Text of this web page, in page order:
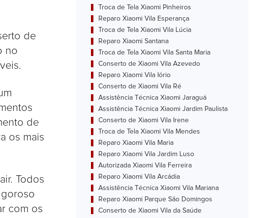
de
no
de
os mais
Todos
com os
Troca de Tela Xiaomi Pinheiros
Reparo Xiaomi Vila Esperança
Troca de Tela Xiaomi Vila Lúcia
Reparo Xiaomi Santana
Troca de Tela Xiaomi Vila Santa Maria
Conserto de Xiaomi Vila Azevedo
Reparo Xiaomi Vila Iório
Conserto de Xiaomi Vila Ré
Assistência Técnica Xiaomi Jaraguá
Assistência Técnica Xiaomi Jardim Paulista
Conserto de Xiaomi Vila Irene
Troca de Tela Xiaomi Vila Mendes
Reparo Xiaomi Vila Maria
Reparo Xiaomi Vila Jardim Luso
Autorizada Xiaomi Vila Ferreira
Reparo Xiaomi Vila Arcádia
Assistência Técnica Xiaomi Vila Mariana
Reparo Xiaomi Parque São Domingos
Conserto de Xiaomi Vila da Saúde